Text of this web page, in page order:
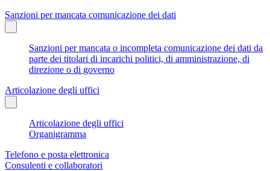
Sanzioni per mancata comunicazione dei dati
Sanzioni per mancata o incompleta comunicazione dei dati da
parte dei titolari di incarichi politici, di amministrazione, di
direzione o di governo
Articolazione degli uffici
Articolazione degli uffici
Organigramma
Telefono e posta elettronica
Consulenti e collaboratori